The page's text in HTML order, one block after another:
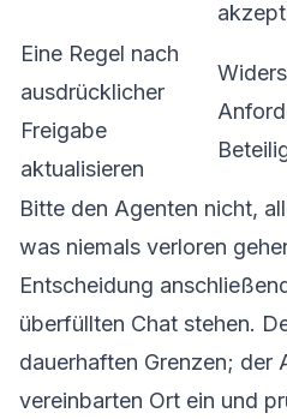
Eine Regel nach
ausdrücklicher
Freigabe
aktualisieren
Bitte den Agenten nicht,
was niemals verloren
Entscheidung
überfüllten Chat stehen.
dauerhaften Grenzen; der
vereinbarten Ort ein und